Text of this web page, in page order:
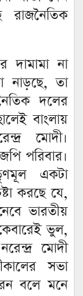
দামামা না
নাড়ছে, তা
দলের
বাংলায়
মোদী।
পরিবার।
একটা
করছে যে,
ভারতীয়
ভুল,
মোদী
সভা
বলে মনে